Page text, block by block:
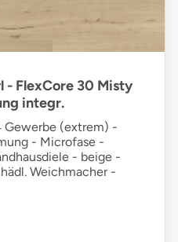
- FlexCore 30 Misty
integr.
(extrem) -
- Microfase -
- beige -
Weichmacher -